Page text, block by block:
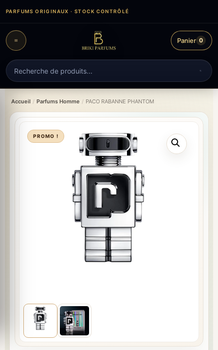
contenu
PARFUMS ORIGINAUX · STOCK CONTRÔLÉ
Recherche
de
produits
Panier 0
Accueil / Parfums Homme / PACO RABANNE PHANTOM
PROMO !